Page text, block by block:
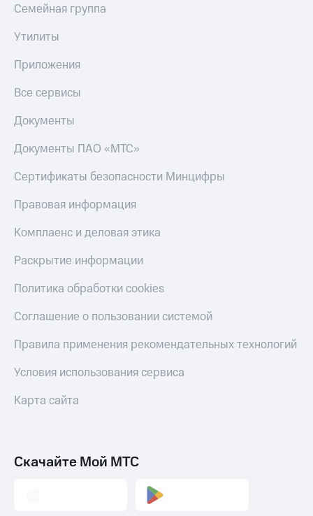
Семейная группа
Утилиты
Приложения
Все сервисы
Документы
Документы ПАО «МТС»
Сертификаты безопасности Минцифры
Правовая информация
Комплаенс и деловая этика
Раскрытие информации
Политика обработки cookies
Соглашение о пользовании системой
Правила применения рекомендательных технологий
Условия использования сервиса
Карта сайта
Скачайте Мой МТС